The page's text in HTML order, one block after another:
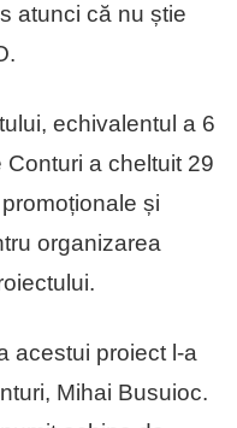
atunci că nu știe
echivalentul a 6
a cheltuit 29
și
organizarea
acestui proiect l-a
Mihai Busuioc.